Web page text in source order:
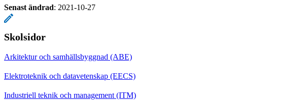
Senast ändrad: 2021-10-27
Skolsidor
Arkitektur och samhällsbyggnad (ABE)
Elektroteknik och datavetenskap (EECS)
Industriell teknik och management (ITM)